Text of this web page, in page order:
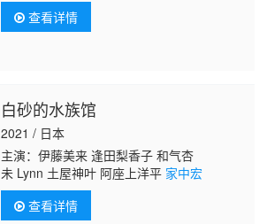
元环季 石黑英雄 黑田崇矢 坂口候一 三木真一
郎 桐井大介 满岛光 落合弘治 波冈一喜 外川
查看详情
白砂的水族馆
2021 / 日本
主演：伊藤美来 逢田梨香子 和气杏
未 Lynn 土屋神叶 阿座上洋平 家中宏
查看详情